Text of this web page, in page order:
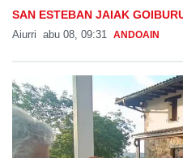
SAN ESTEBAN JAIAK
Aiurri abu 08, 09:31 ANDOAIN